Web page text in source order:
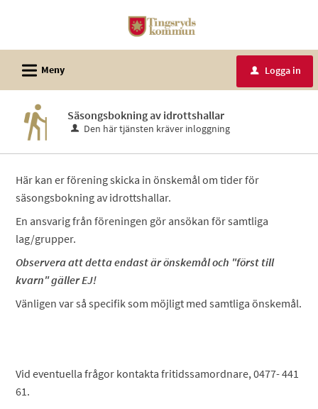
e-
tjänster
-
Tingsryds
kommun
L Meny u Logga in
Säsongsbokning av idrottshallar
Den här tjänsten kräver inloggning
Här kan er förening skicka in önskemål om tider för
säsongsbokning av idrottshallar.
En ansvarig från föreningen gör ansökan för samtliga
lag/grupper.
Observera att detta endast är önskemål och "först till
kvarn" gäller EJ!
Vänligen var så specifik som möjligt med samtliga önskemål.
Vid eventuella frågor kontakta fritidssamordnare, 0477- 441
61.